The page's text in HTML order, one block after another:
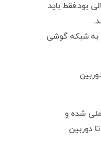
بود.فقط باید
به شبکه گوشی
شده و
دوربین